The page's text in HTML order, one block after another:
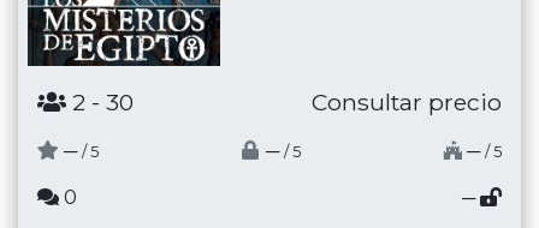
2 - 30 Consultar precio
─ / 5 ─ / 5 ─ / 5
0 ─